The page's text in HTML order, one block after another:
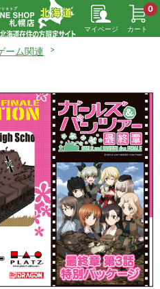
マイページ カート
0
ーム関連